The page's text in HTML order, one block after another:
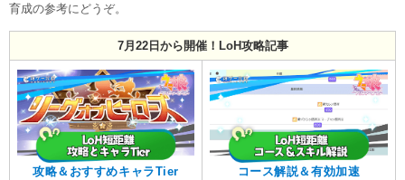
育成の参考にどうぞ。
7月22日から開催！LoH攻略記事
攻略＆おすすめキャラTier コース解説＆有効加速